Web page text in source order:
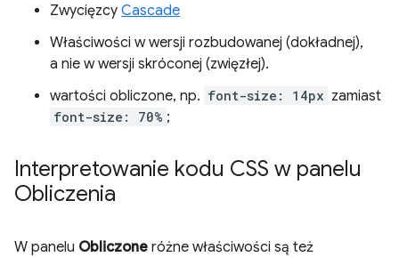
Zwycięzcy Cascade
Właściwości w wersji rozbudowanej (dokładnej),
a nie w wersji skróconej (zwięzłej).
wartości obliczone, np. font-size: 14px zamiast
font-size: 70% ;
Interpretowanie kodu CSS w panelu
Obliczenia
W panelu Obliczone różne właściwości są też